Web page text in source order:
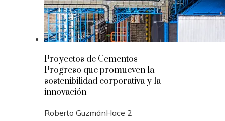
Proyectos de Cementos
Progreso que promueven la
sostenibilidad corporativa y la
innovación
Roberto GuzmánHace 2